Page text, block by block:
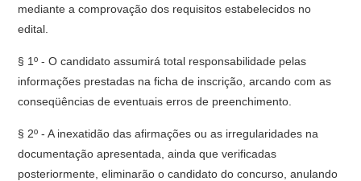
mediante a comprovação dos requisitos estabelecidos no
edital.
§ 1º - O candidato assumirá total responsabilidade pelas
informações prestadas na ficha de inscrição, arcando com as
conseqüências de eventuais erros de preenchimento.
§ 2º - A inexatidão das afirmações ou as irregularidades na
documentação apresentada, ainda que verificadas
posteriormente, eliminarão o candidato do concurso, anulando